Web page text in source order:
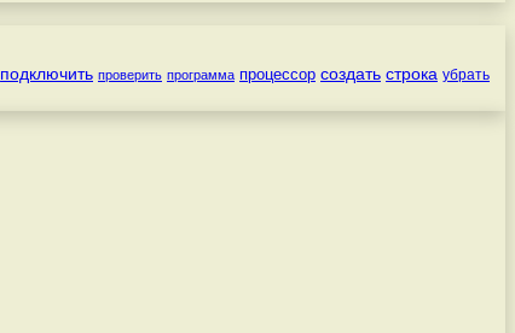
подключить проверить программа процессор создать строка убрать